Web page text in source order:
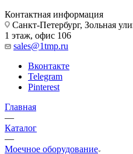
Контактная информация
Санкт-Петербург, Зольная
1 этаж, офис 106
sales@1tmp.ru
Вконтакте
Telegram
Pinterest
Главная
—
Каталог
—
Моечное оборудование